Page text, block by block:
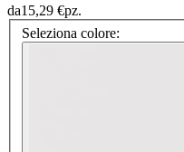
da15,29 €pz.
Seleziona colore: